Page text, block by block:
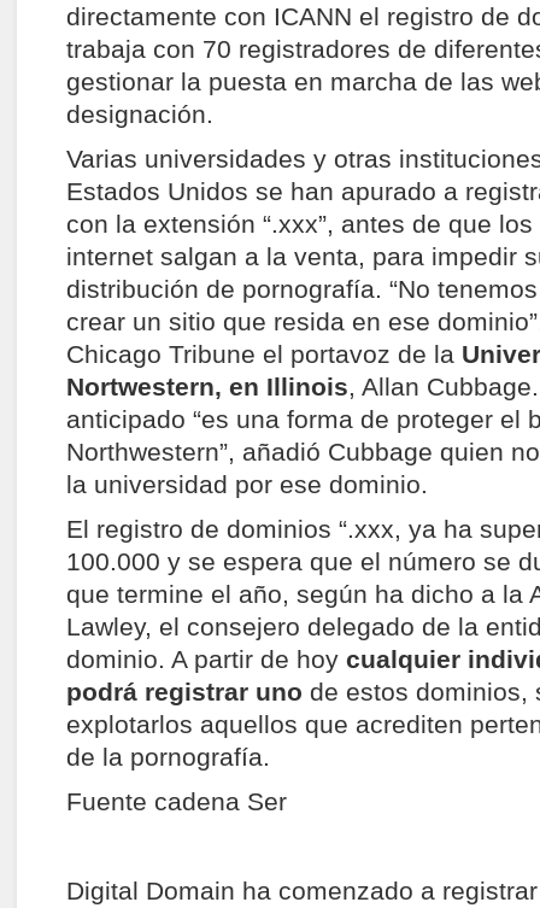
directamente con ICANN el registro de
trabaja con 70 registradores de
gestionar la puesta en marcha de las
designación.
Varias universidades y otras
Estados Unidos se han apurado a
con la extensión “.xxx”, antes de que
internet salgan a la venta, para impedir
distribución de pornografía. “No
crear un sitio que resida en ese
Chicago Tribune el portavoz de la
Nortwestern, en Illinois, Allan
anticipado “es una forma de proteger el
Northwestern”, añadió Cubbage quien
la universidad por ese dominio.
El registro de dominios “.xxx, ya ha
100.000 y se espera que el número se
que termine el año, según ha dicho a la
Lawley, el consejero delegado de la
dominio. A partir de hoy cualquier
podrá registrar uno de estos dominios,
explotarlos aquellos que acrediten
de la pornografía.
Fuente cadena Ser
Digital Domain ha comenzado a